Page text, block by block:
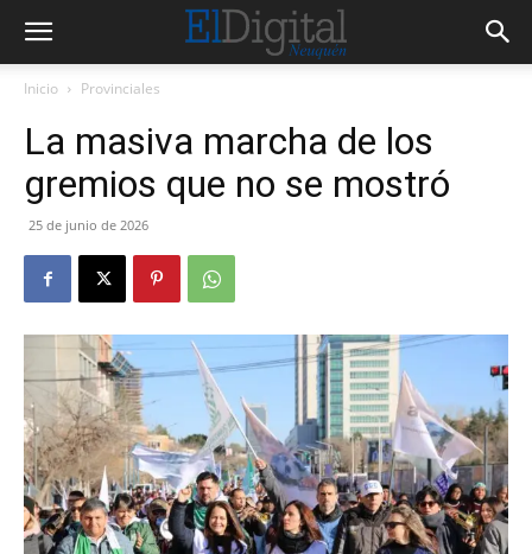
Inicio Provinciales
La masiva marcha de los
gremios que no se mostró
25 de junio de 2026